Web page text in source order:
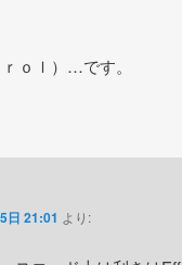
ｏｌ）…です。
日 21:01 より: